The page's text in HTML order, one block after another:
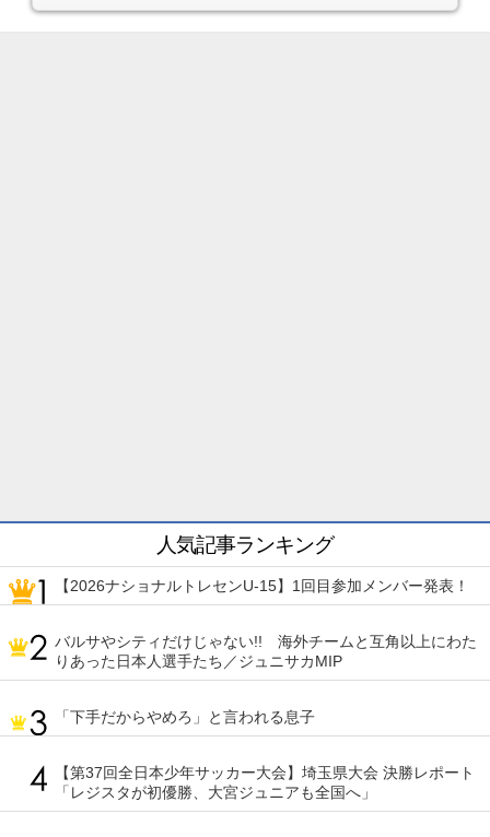
人気記事ランキング
【2026ナショナルトレセンU-15】1回目参加メンバー発表！
バルサやシティだけじゃない!! 海外チームと互角以上にわた
りあった日本人選手たち／ジュニサカMIP
「下手だからやめろ」と言われる息子
【第37回全日本少年サッカー大会】埼玉県大会 決勝レポート
「レジスタが初優勝、大宮ジュニアも全国へ」